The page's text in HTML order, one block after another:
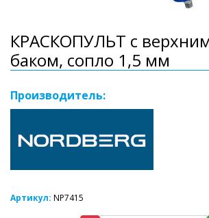
КРАСКОПУЛЬТ с
баком, сопло 1,5 мм
Производитель:
Артикул: NP7415